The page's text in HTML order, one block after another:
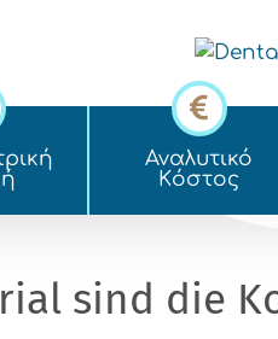
Αναλυτικό
Kόστος
sind die